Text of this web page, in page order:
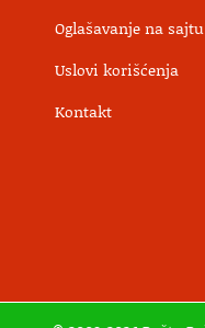
Oglašavanje na sajtu
Uslovi korišćenja
Kontakt